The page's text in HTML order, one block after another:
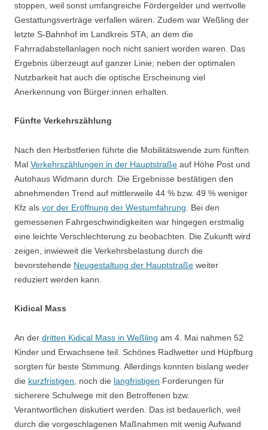
stoppen, weil sonst umfangreiche Fördergelder und wertvolle
Gestattungsverträge verfallen wären. Zudem war Weßling der
letzte S-Bahnhof im Landkreis STA, an dem die
Fahrradabstellanlagen noch nicht saniert worden waren. Das
Ergebnis überzeugt auf ganzer Linie; neben der optimalen
Nutzbarkeit hat auch die optische Erscheinung viel
Anerkennung von Bürger:innen erhalten.
Fünfte Verkehrszählung
Nach den Herbstferien führte die Mobilitätswende zum fünften
Mal Verkehrszählungen in der Hauptstraße auf Höhe Post und
Autohaus Widmann durch. Die Ergebnisse bestätigen den
abnehmenden Trend auf mittlerweile 44 % bzw. 49 % weniger
Kfz als vor der Eröffnung der Westumfahrung. Bei den
gemessenen Fahrgeschwindigkeiten war hingegen erstmalig
eine leichte Verschlechterung zu beobachten. Die Zukunft wird
zeigen, inwieweit die Verkehrsbelastung durch die
bevorstehende Neugestaltung der Hauptstraße weiter
reduziert werden kann.
Kidical Mass
An der dritten Kidical Mass in Weßling am 4. Mai nahmen 52
Kinder und Erwachsene teil. Schönes Radlwetter und Hüpfburg
sorgten für beste Stimmung. Allerdings konnten bislang weder
die kurzfristigen, noch die langfristigen Forderungen für
sicherere Schulwege mit den Betroffenen bzw.
Verantwortlichen diskutiert werden. Das ist bedauerlich, weil
durch die vorgeschlagenen Maßnahmen mit wenig Aufwand